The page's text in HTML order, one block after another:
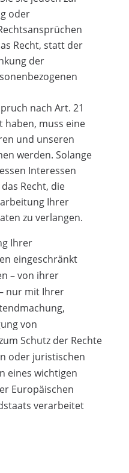
oder
Recht, statt der
der
nach Art. 21
haben, muss eine
und unseren
werden. Solange
Interessen
Recht, die
Ihrer
zu verlangen.
Ihrer
eingeschränkt
– von ihrer
nur mit Ihrer
von
Schutz der Rechte
oder juristischen
eines wichtigen
Europäischen
verarbeitet